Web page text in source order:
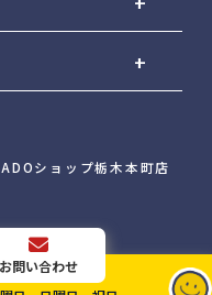
お問い合わせ
ショップ栃木本町店